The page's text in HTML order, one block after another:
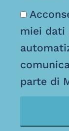
miei dati
parte di